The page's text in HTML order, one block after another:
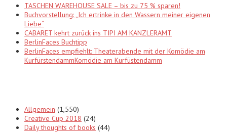
TASCHEN WAREHOUSE SALE – bis zu 75 % sparen!
Buchvorstellung: „Ich ertrinke in den Wassern meiner eigenen
Liebe“
CABARET kehrt zurück ins TIPI AM KANZLERAMT
BerlinFaces Buchtipp
BerlinFaces empfiehlt: Theaterabende mit der Komödie am
KurfürstendammKomödie am Kurfüstendamm
Allgemein (1,550)
Creative Cup 2018 (24)
Daily thoughts of books (44)